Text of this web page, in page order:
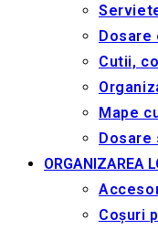
Dosare
Cutii,
Mape
Dosare
ORGANIZAREA
Coșuri